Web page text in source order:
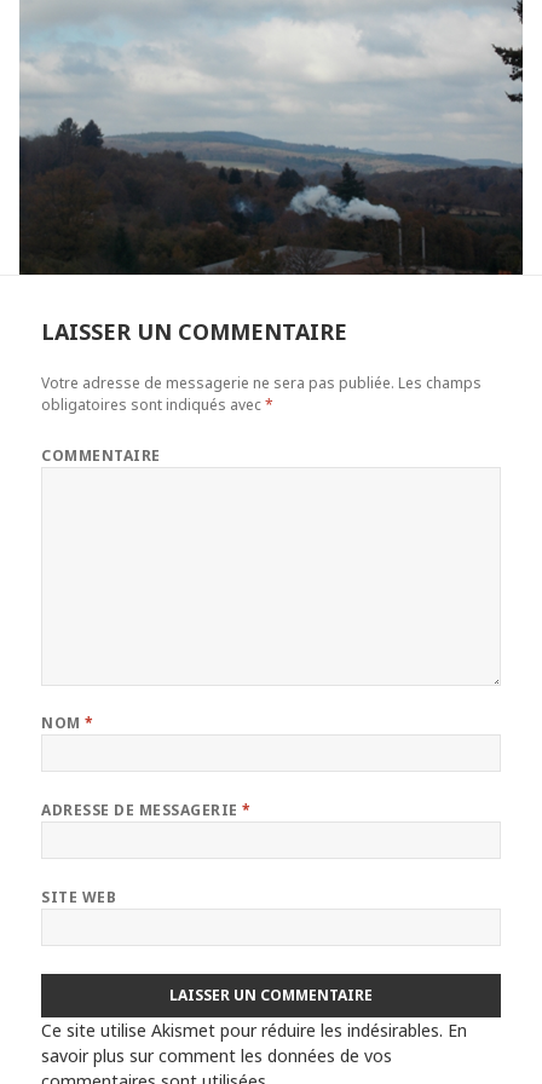
LAISSER UN COMMENTAIRE
Votre adresse de messagerie ne sera pas publiée. Les champs
obligatoires sont indiqués avec*
COMMENTAIRE
NOM*
ADRESSE DE MESSAGERIE*
SITE WEB
Ce site utilise Akismet pour réduire les indésirables. En
savoir plus sur comment les données de vos